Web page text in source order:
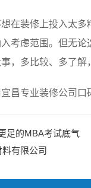
在装修上投入太
考虑范围。但无
，多比较、多了解
昌专业装修公司口
足的MBA考试底气
有限公司